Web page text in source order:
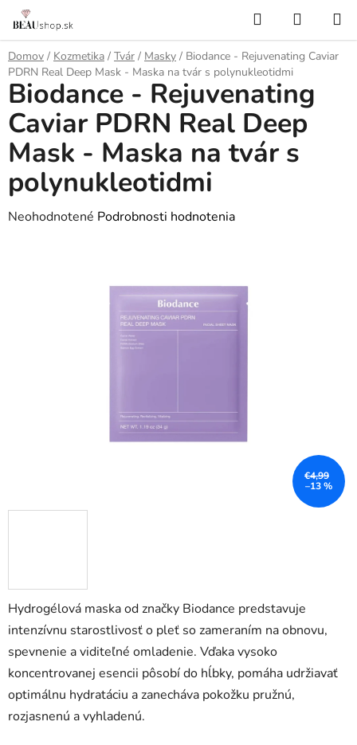
Prejsť
obsah
Hľadať
KOŠÍK
Domov / Kozmetika / Tvár / Masky / Biodance - Rejuvenating Caviar
PDRN Real Deep Mask - Maska na tvár s polynukleotidmi
Hydrogélová maska od značky Biodance predstavuje
intenzívnu starostlivosť o pleť so zameraním na obnovu,
spevnenie a viditeľné omladenie. Vďaka vysoko
koncentrovanej esencii pôsobí do hĺbky, pomáha udržiavať
optimálnu hydratáciu a zanecháva pokožku pružnú,
rozjasnenú a vyhladenú.
Biodance - Rejuvenating
Caviar PDRN Real Deep
Mask - Maska na tvár s
polynukleotidmi
Priemerné
Neohodnotené Podrobnosti hodnotenia
€4,99
–13 %